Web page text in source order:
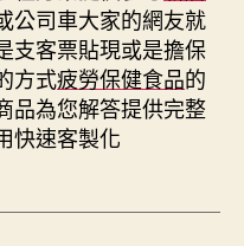
公司車大家的網友就
支客票貼現或是擔保
方式疲勞保健食品的
品為您解答提供完整
快速客製化